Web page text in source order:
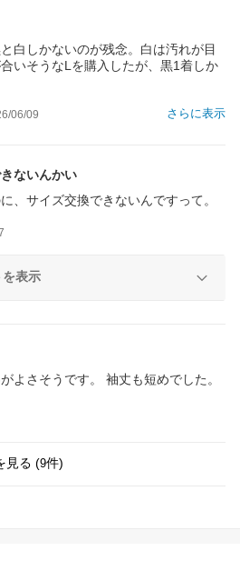
白しかないのが残念。白は汚れが目
いそうなLを購入したが、黒1着しか
さらに表示
06/09
ないんかい
、サイズ交換できないんですって。
表示
よさそうです。 袖丈も短めでした。
見る (9件)